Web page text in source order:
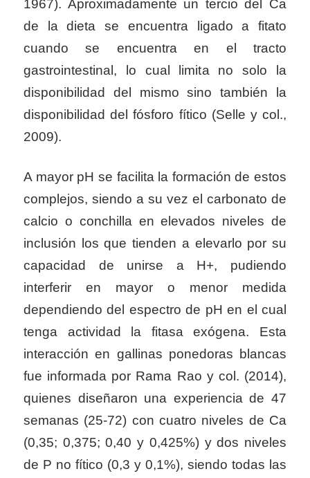
1967). Aproximadamente un tercio del Ca
de la dieta se encuentra ligado a fitato
cuando se encuentra en el tracto
gastrointestinal, lo cual limita no solo la
disponibilidad del mismo sino también la
disponibilidad del fósforo fítico (Selle y col.,
2009).
A mayor pH se facilita la formación de estos
complejos, siendo a su vez el carbonato de
calcio o conchilla en elevados niveles de
inclusión los que tienden a elevarlo por su
capacidad de unirse a H+, pudiendo
interferir en mayor o menor medida
dependiendo del espectro de pH en el cual
tenga actividad la fitasa exógena. Esta
interacción en gallinas ponedoras blancas
fue informada por Rama Rao y col. (2014),
quienes diseñaron una experiencia de 47
semanas (25-72) con cuatro niveles de Ca
(0,35; 0,375; 0,40 y 0,425%) y dos niveles
de P no fítico (0,3 y 0,1%), siendo todas las